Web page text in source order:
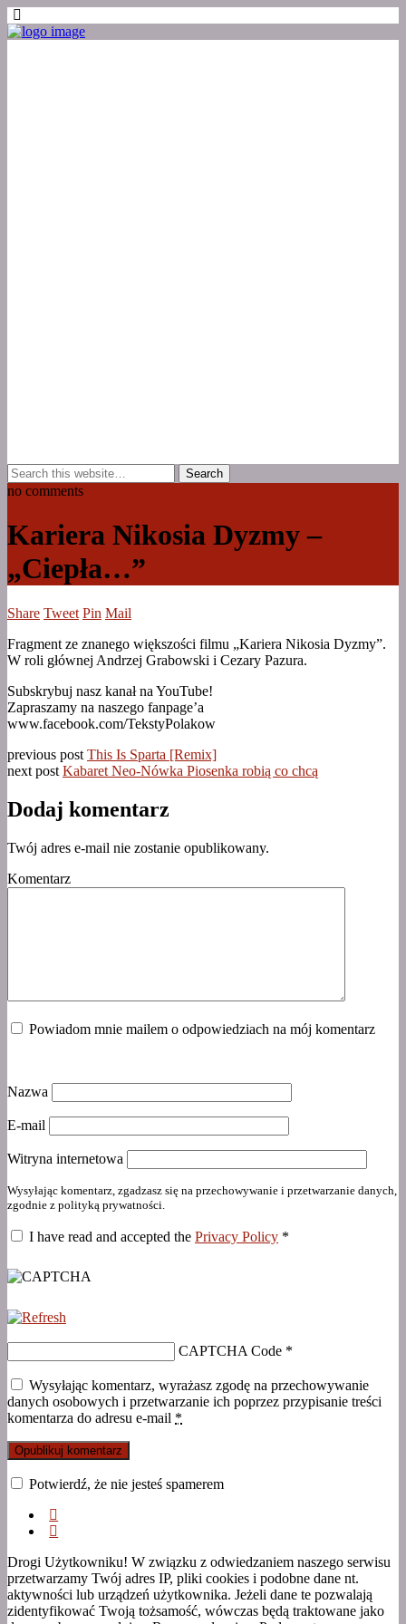
no comments
Kariera Nikosia Dyzmy –
„Ciepła…”
Share Tweet Pin Mail
Fragment ze znanego większości filmu „Kariera Nikosia Dyzmy”.
W roli głównej Andrzej Grabowski i Cezary Pazura.
Subskrybuj nasz kanałna YouTube!
Zapraszamy na naszego fanpage’a
www.facebook.com/TekstyPolakow
previous post This Is Sparta [Remix]
next post Kabaret Neo-Nówka Piosenka robią co chcą
Dodaj komentarz
Twój adres e-mail nie zostanie opublikowany.
Komentarz
Powiadom mnie mailem o odpowiedziach na mój komentarz
Nazwa
E-mail
Witryna internetowa
Wysyłając komentarz, zgadzasz się na przechowywanie i przetwarzanie danych,
zgodnie z polityką prywatności.
I have read and accepted the Privacy Policy *
CAPTCHA Code *
Wysyłając komentarz, wyrażasz zgodę na przechowywanie
danych osobowych i przetwarzanie ich poprzez przypisanie treści
komentarza do adresu e-mail *
Potwierdź, że nie jesteś spamerem
Drogi Użytkowniku! W związku z odwiedzaniem naszego serwisu
przetwarzamy Twój adres IP, pliki cookies i podobne dane nt.
aktywności lub urządzeń użytkownika. Jeżeli dane te pozwalają
zidentyfikować Twoją tożsamość, wówczas będą traktowane jako